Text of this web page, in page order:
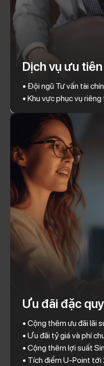
Dịch vụ ưu tiên
• Đội ngũ Tư vấn tài
• Khu vực phục vụ riêng
Ưu đãi đặc
• Cộng thêm ưu đãi lãi
• Ưu đãi tỷ giá và phí
• Cộng thêm lợi suất
• Tích điểm U-Point tới